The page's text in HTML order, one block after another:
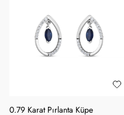
0.79 Karat Pırlanta Küpe